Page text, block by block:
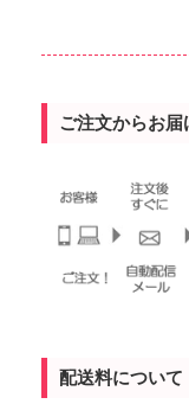
ご注文からお
配送料について